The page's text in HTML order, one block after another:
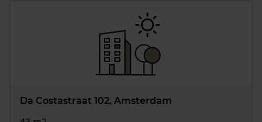
Da Costastraat 102, Amsterdam